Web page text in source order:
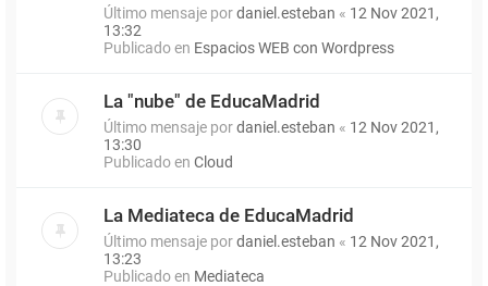
Último mensaje pordaniel.esteban « 12 Nov 2021,
13:32
Publicado en Espacios WEB con Wordpress
La "nube" de EducaMadrid
Último mensaje pordaniel.esteban « 12 Nov 2021,
13:30
Publicado en Cloud
La Mediateca de EducaMadrid
Último mensaje pordaniel.esteban « 12 Nov 2021,
13:23
Publicado en Mediateca